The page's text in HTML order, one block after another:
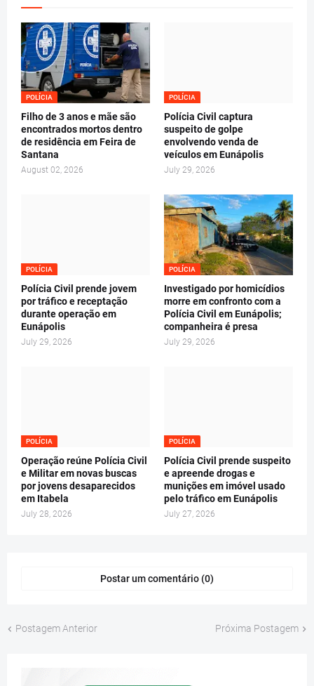
POLÍCIA
Filho de 3 anos e mãe são
encontrados mortos dentro
de residência em Feira de
Santana
August 02, 2026
POLÍCIA
Polícia Civil captura
suspeito de golpe
envolvendo venda de
veículos em Eunápolis
July 29, 2026
POLÍCIA
Polícia Civil prende jovem
por tráfico e receptação
durante operação em
Eunápolis
July 29, 2026
POLÍCIA
Investigado por homicídios
morre em confronto com a
Polícia Civil em Eunápolis;
companheira é presa
July 29, 2026
POLÍCIA
Operação reúne Polícia Civil
e Militar em novas buscas
por jovens desaparecidos
em Itabela
July 28, 2026
POLÍCIA
Polícia Civil prende suspeito
e apreende drogas e
munições em imóvel usado
pelo tráfico em Eunápolis
July 27, 2026
Postar um comentário (0)
Postagem Anterior Próxima Postagem